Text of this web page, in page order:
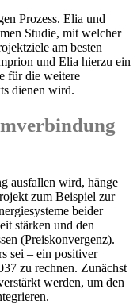
Prozess. Elia und
Studie, mit welcher
am besten
und Elia hierzu ein
für die weitere
dienen wird.
ausfallen wird, hänge
zum Beispiel zur
beider
stärken und den
(Preiskonvergenz).
sei – ein positiver
zu rechnen. Zunächst
werden, um den